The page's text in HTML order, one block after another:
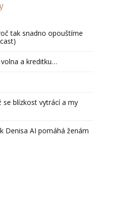
tak snadno opouštíme
a kreditku…
se blízkost vytrácí a my
Denisa AI pomáhá ženám